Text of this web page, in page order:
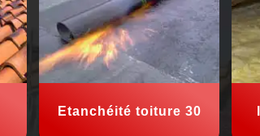
Etanchéité toiture 30